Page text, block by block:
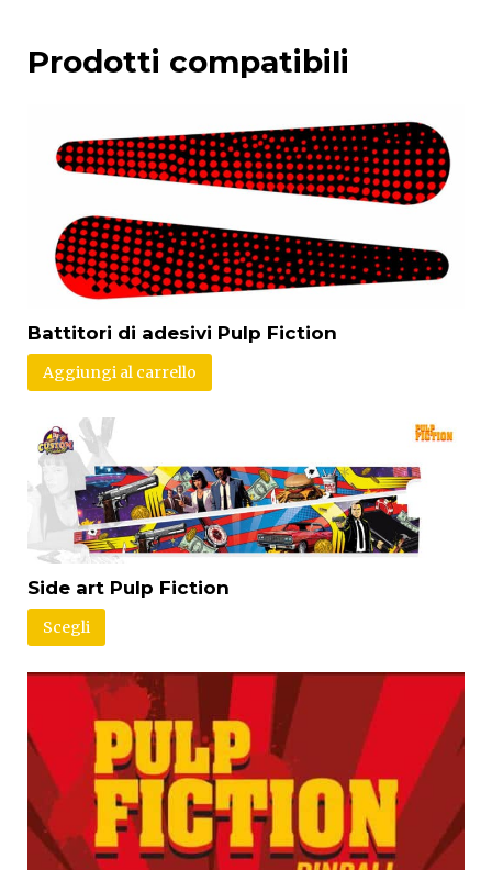
Prodotti compatibili
Battitori di adesivi Pulp Fiction
Aggiungi al carrello
Side art Pulp Fiction
Scegli